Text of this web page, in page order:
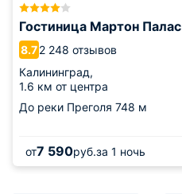
Гостиница Мартон Палас
8.72 248 отзывов
Калининград,
1.6 км от центра
До реки Преголя 748 м
от7 590руб.за 1 ночь